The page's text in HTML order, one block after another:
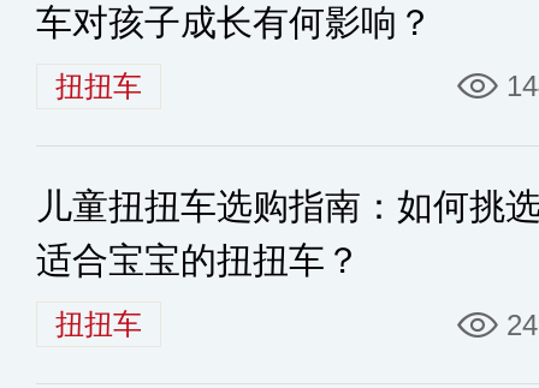
车对孩子成长有何影响？
扭扭车
儿童扭扭车选购指南：如何挑
适合宝宝的扭扭车？
扭扭车